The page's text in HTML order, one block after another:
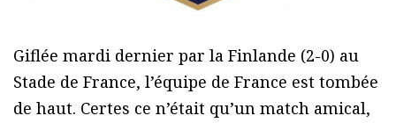
Giflée mardi dernier par la Finlande (2-0) au
Stade de France, l’équipe de France est tombée
de haut. Certes ce n’était qu’un match amical,